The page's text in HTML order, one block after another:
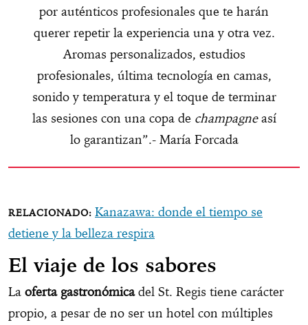
por auténticos profesionales que te harán
querer repetir la experiencia una y otra vez.
Aromas personalizados, estudios
profesionales, última tecnología en camas,
sonido y temperatura y el toque de terminar
las sesiones con una copa de champagneasí
lo garantizan”.- María Forcada
Kanazawa: donde el tiempo se
detiene y la belleza respira
El viaje de los sabores
La oferta gastronómicadel St. Regis tiene carácter
propio, a pesar de no ser un hotel con múltiples